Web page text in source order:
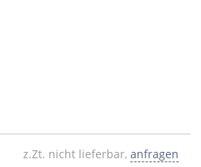
z.Zt. nicht lieferbar, anfragen